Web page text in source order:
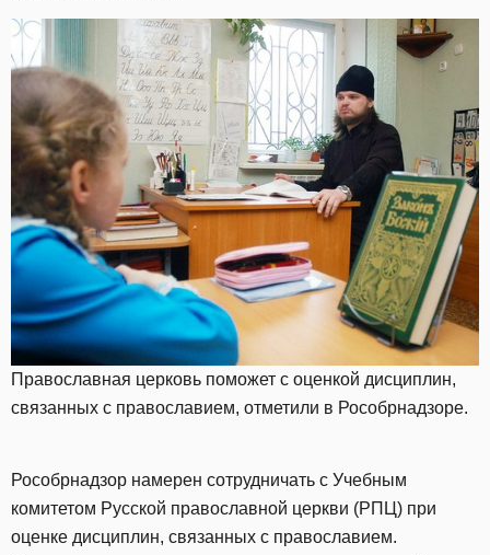
Православная церковь поможет с оценкой дисциплин,
связанных с православием, отметили в Рособрнадзоре.
Рособрнадзор намерен сотрудничать с Учебным
комитетом Русской православной церкви (РПЦ) при
оценке дисциплин, связанных с православием.